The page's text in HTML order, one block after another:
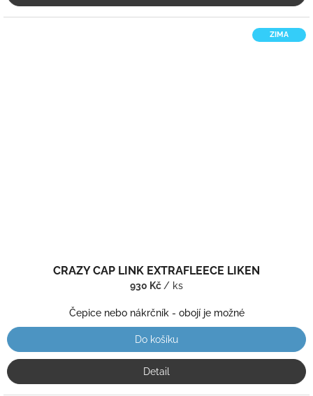
ZIMA
CRAZY CAP LINK EXTRAFLEECE LIKEN
930 Kč / ks
Čepice nebo nákrčník - obojí je možné
Do košíku
Detail